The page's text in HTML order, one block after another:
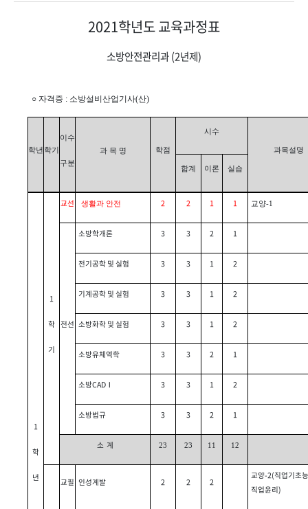
2021학년도 교육과정표
소방안전관리과 (2년제)
○ 자격증 : 소방설비산업기사(산)
학년 학기
이수
구분
과 목 명 학점
시수
과목설명
합계 이론 실습
1
학
년
1
학
기
교선 생활과 안전 2 2 1 1 교양-1
전선
소방학개론 3 3 2 1
전기공학 및 실험 3 3 1 2
기계공학 및 실험 3 3 1 2
소방화학 및 실험 3 3 1 2
소방유체역학 3 3 2 1
소방CADⅠ 3 3 1 2
소방법규 3 3 2 1
소 계 23 23 11 12
교필 인성계발 2 2 2
교양-2(직업기초
직업윤리)